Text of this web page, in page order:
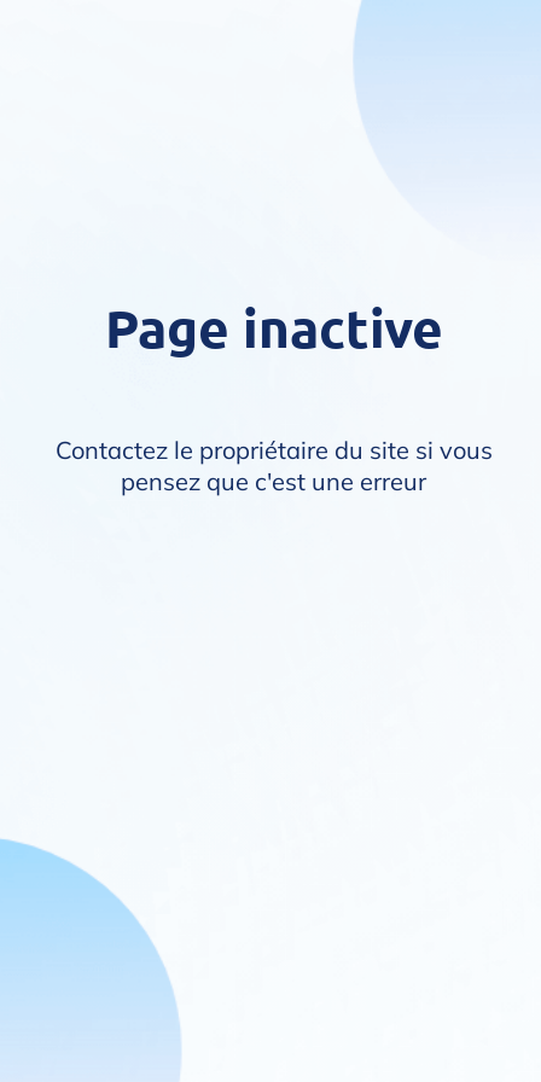
Page inactive
Contactez le propriétaire du site si vous
pensez que c'est une erreur